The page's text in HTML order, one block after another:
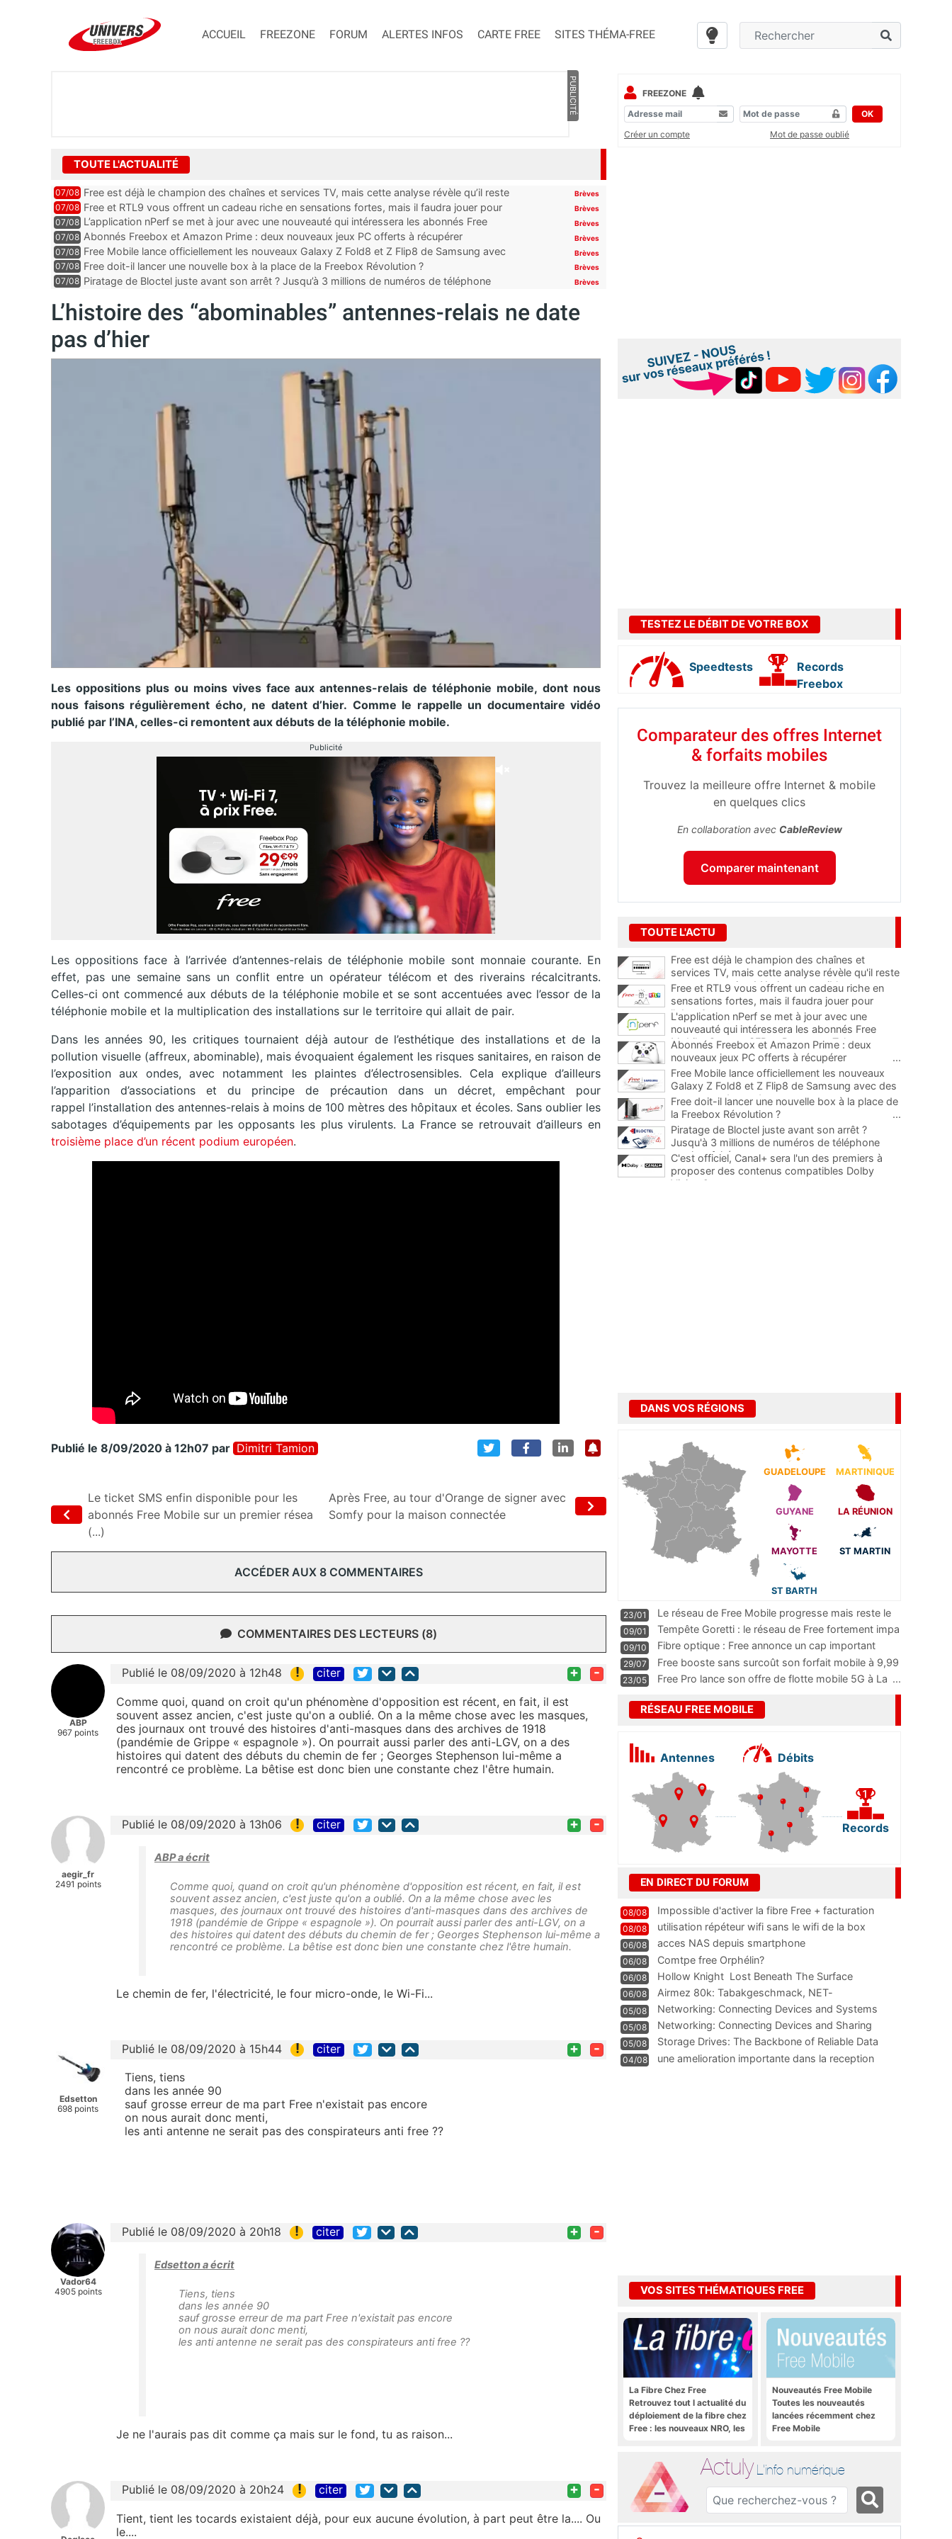
ACCUEIL FREEZONE FORUM ALERTES INFOS CARTE FREE SITES THÉMA-FREE
PUBLICITÉ
TOUTE L'ACTUALITÉ
07/08 Free est déjà le champion des chaînes et services TV, mais cette analyse révèle qu’il reste
encore au moin...
Brèves
07/08 Free et RTL9 vous offrent un cadeau riche en sensations fortes, mais il faudra jouer pour
l’obtenir
Brèves
07/08 L’application nPerf se met à jour avec une nouveauté qui intéressera les abonnés Free
Mobile, Orange, SFR ...
Brèves
07/08 Abonnés Freebox et Amazon Prime : deux nouveaux jeux PC offerts à récupérer Brèves
07/08 Free Mobile lance officiellement les nouveaux Galaxy Z Fold8 et Z Flip8 de Samsung avec
des promos et des cadeaux
Brèves
07/08 Free doit-il lancer une nouvelle box à la place de la Freebox Révolution ? Brèves
07/08 Piratage de Bloctel juste avant son arrêt ? Jusqu’à 3 millions de numéros de téléphone
Brèves
L’histoire des “abominables” antennes-relais ne date
pas d’hier
Les oppositions plus ou moins vives face aux antennes-relais de téléphonie mobile, dont nous
nous faisons régulièrement écho, ne datent d’hier. Comme le rappelle un documentaire vidéo
publié par l’INA, celles-ci remontent aux débuts de la téléphonie mobile.
Publicité
Les oppositions face à l’arrivée d’antennes-relais de téléphonie mobile sont monnaie courante. En
effet, pas une semaine sans un conflit entre un opérateur télécom et des riverains récalcitrants.
Celles-ci ont commencé aux débuts de la téléphonie mobile et se sont accentuées avec l’essor de la
téléphonie mobile et la multiplication des installations sur le territoire qui allait de pair.
Dans les années 90, les critiques tournaient déjà autour de l’esthétique des installations et de la
pollution visuelle (affreux, abominable), mais évoquaient également les risques sanitaires, en raison de
l’exposition aux ondes, avec notamment les plaintes d’électrosensibles. Cela explique d’ailleurs
l’apparition d’associations et du principe de précaution dans un décret, empêchant pour
rappel l’installation des antennes-relais à moins de 100 mètres des hôpitaux et écoles. Sans oublier les
sabotages d’équipements par les opposants les plus virulents. La France se retrouvait d’ailleurs en
troisième place d’un récent podium européen.
Publié le 8/09/2020 à 12h07 par Dimitri Tamion
Le ticket SMS enfin disponible pour les
abonnés Free Mobile sur un premier résea
(...)
Après Free, au tour d'Orange de signer avec
Somfy pour la maison connectée
ACCÉDER AUX 8 COMMENTAIRES
COMMENTAIRES DES LECTEURS (8)
ABP
967 points
Publié le 08/09/2020 à 12h48 ! citer + -
Comme quoi, quand on croit qu'un phénomène d'opposition est récent, en fait, il est
souvent assez ancien, c'est juste qu'on a oublié. On a la même chose avec les masques,
des journaux ont trouvé des histoires d'anti-masques dans des archives de 1918
(pandémie de Grippe « espagnole »). On pourrait aussi parler des anti-LGV, on a des
histoires qui datent des débuts du chemin de fer ; Georges Stephenson lui-même a
rencontré ce problème. La bêtise est donc bien une constante chez l'être humain.
aegir_fr
2491 points
Publié le 08/09/2020 à 13h06 ! citer + -
ABP a écrit
Comme quoi, quand on croit qu'un phénomène d'opposition est récent, en fait, il est
souvent assez ancien, c'est juste qu'on a oublié. On a la même chose avec les
masques, des journaux ont trouvé des histoires d'anti-masques dans des archives de
1918 (pandémie de Grippe « espagnole »). On pourrait aussi parler des anti-LGV, on a
des histoires qui datent des débuts du chemin de fer ; Georges Stephenson lui-même a
rencontré ce problème. La bêtise est donc bien une constante chez l'être humain.
Le chemin de fer, l'électricité, le four micro-onde, le Wi-Fi...
Edsetton
698 points
Publié le 08/09/2020 à 15h44 ! citer + -
Tiens, tiens
dans les année 90
sauf grosse erreur de ma part Free n'existait pas encore
on nous aurait donc menti,
les anti antenne ne serait pas des conspirateurs anti free ??
Vador64
4905 points
Publié le 08/09/2020 à 20h18 ! citer + -
Edsetton a écrit
Tiens, tiens
dans les année 90
sauf grosse erreur de ma part Free n'existait pas encore
on nous aurait donc menti,
les anti antenne ne serait pas des conspirateurs anti free ??
Je ne l'aurais pas dit comme ça mais sur le fond, tu as raison...
Publié le 08/09/2020 à 20h24 ! citer + -
Tient, tient les tocards existaient déjà, pour eux aucune évolution, à part peut être la.... Ou
le....
FREEZONE
OK
Créer un compte
Mot de passe oublié
TESTEZ LE DÉBIT DE VOTRE BOX
Speedtests
Records
Freebox
Comparateur des offres Internet
& forfaits mobiles
Trouvez la meilleure offre Internet & mobile
en quelques clics
En collaboration avec CableReview
Comparer maintenant
TOUTE L'ACTU
Free est déjà le champion des chaînes et
services TV, mais cette analyse révèle qu'il reste
encore au moins 141 ajouts possibles
Free et RTL9 vous offrent un cadeau riche en
sensations fortes, mais il faudra jouer pour
l'obtenir
L'application nPerf se met à jour avec une
nouveauté qui intéressera les abonnés Free
Mobile, Orange, SFR et Bouygues Telecom
Abonnés Freebox et Amazon Prime : deux
nouveaux jeux PC offerts à récupérer
...
Free Mobile lance officiellement les nouveaux
Galaxy Z Fold8 et Z Flip8 de Samsung avec des
promos et des cadeaux
...
Free doit-il lancer une nouvelle box à la place de
la Freebox Révolution ?
...
Piratage de Bloctel juste avant son arrêt ?
Jusqu'à 3 millions de numéros de téléphone
auraient fuité
C'est officiel, Canal+ sera l'un des premiers à
proposer des contenus compatibles Dolby
Vision 2
DANS VOS RÉGIONS
GUADELOUPE MARTINIQUE
GUYANE LA RÉUNION
MAYOTTE ST MARTIN
ST BARTH
23/01
Le réseau de Free Mobile progresse mais reste le
m
...
09/01
Tempête Goretti : le réseau de Free fortement impa
09/10
Fibre optique : Free annonce un cap important
pass
...
29/07
Free booste sans surcoût son forfait mobile à 9,99
23/05 Free Pro lance son offre de flotte mobile 5G à La ...
RÉSEAU FREE MOBILE
Antennes Débits
Records
EN DIRECT DU FORUM
08/08
Impossible d'activer la fibre Free + facturation
résiliation
08/08 utilisation répéteur wifi sans le wifi de la box
06/08 acces NAS depuis smartphone
06/08 Comtpe free Orphélin?
06/08 Hollow Knight  Lost Beneath The Surface
06/08
Airmez 80k: Tabakgeschmack, NET-
Technologie und Leistung im
05/08 Networking: Connecting Devices and Systems
05/08
Networking: Connecting Devices and Sharing
Information
05/08
Storage Drives: The Backbone of Reliable Data
Management
04/08
une amelioration importante dans la reception
VOS SITES THÉMATIQUES FREE
La Fibre Chez Free
Retrouvez tout l actualité du
déploiement de la fibre chez
Free : les nouveaux NRO, les
Nouveautés Free Mobile
Toutes les nouveautés
lancées récemment chez
Free Mobile
Actuly L'info numérique